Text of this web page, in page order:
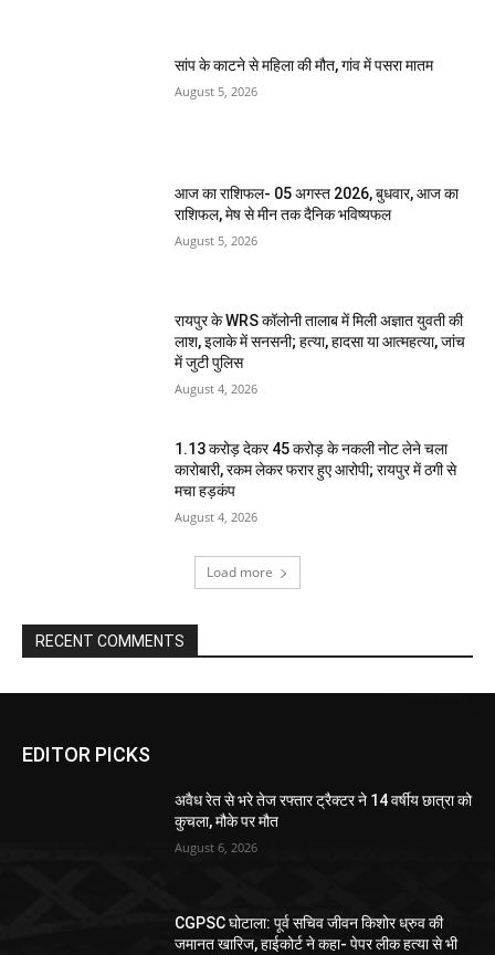
सांप के काटने से महिला की मौत, गांव में पसरा मातम
August 5, 2026
आज का राशिफल- 05 अगस्त 2026, बुधवार, आज का
राशिफल, मेष से मीन तक दैनिक भविष्यफल
August 5, 2026
रायपुर के WRS कॉलोनी तालाब में मिली अज्ञात युवती की
लाश, इलाके में सनसनी; हत्या, हादसा या आत्महत्या, जांच
में जुटी पुलिस
August 4, 2026
1.13 करोड़ देकर 45 करोड़ के नकली नोट लेने चला
कारोबारी, रकम लेकर फरार हुए आरोपी; रायपुर में ठगी से
मचा हड़कंप
August 4, 2026
Load more
RECENT COMMENTS
EDITOR PICKS
अवैध रेत से भरे तेज रफ्तार ट्रैक्टर ने 14 वर्षीय छात्रा को
कुचला, मौके पर मौत
August 6, 2026
CGPSC घोटाला: पूर्व सचिव जीवन किशोर ध्रुव की
जमानत खारिज, हाईकोर्ट ने कहा- पेपर लीक हत्या से भी